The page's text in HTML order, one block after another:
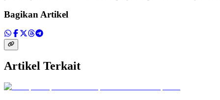
Bagikan Artikel
Artikel Terkait